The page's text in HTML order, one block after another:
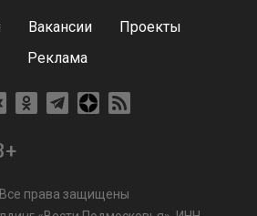
Вакансии
Проекты
Реклама
права защищены